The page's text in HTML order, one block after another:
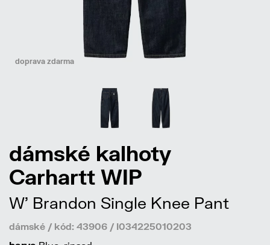
doprava zdarma
dámské kalhoty
Carhartt WIP
W' Brandon Single Knee Pant
dámské / kód: 43906 / I034225010203